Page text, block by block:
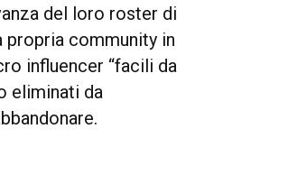
del loro roster di
propria community in
influencer “facili da
eliminati da